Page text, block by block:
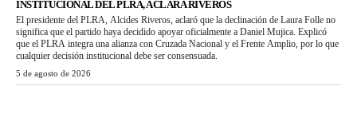
INSTITUCIONAL DEL PLRA, ACLARA RIVEROS
El presidente del PLRA, Alcides Riveros, aclaró que la declinación de Laura Folle no
significa que el partido haya decidido apoyar oficialmente a Daniel Mujica. Explicó
que el PLRA integra una alianza con Cruzada Nacional y el Frente Amplio, por lo que
cualquier decisión institucional debe ser consensuada.
5 de agosto de 2026